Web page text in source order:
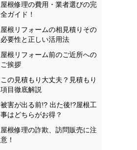
屋根修理の費用・業者選びの完
全ガイド！
屋根リフォームの相見積りその
必要性と正しい活用法
屋根リフォーム前のご近所への
ご挨拶
この見積もり大丈夫？見積もり
項目徹底解説
被害が出る前!? 出た後!?屋根工
事はどちらがお得？
屋根修理の詐欺、訪問販売に注
意！